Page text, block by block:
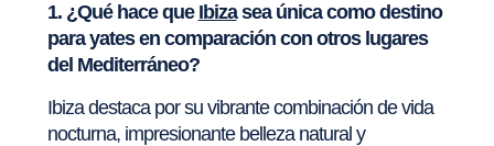
1. ¿Qué hace que Ibizasea única como destino
para yates en comparación con otros lugares
del Mediterráneo?
Ibiza destaca por su vibrante combinación de vida
nocturna, impresionante belleza natural y